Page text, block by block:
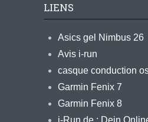
LIENS
Asics gel Nimbus 26
Avis i-run
casque conduction
Garmin Fenix 7
Garmin Fenix 8
i-Run.de : Dein